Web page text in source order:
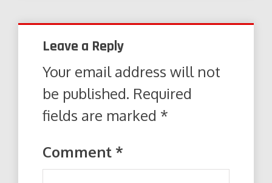
Leave a Reply
Your email address will not
be published. Required
fields are marked *
Comment *